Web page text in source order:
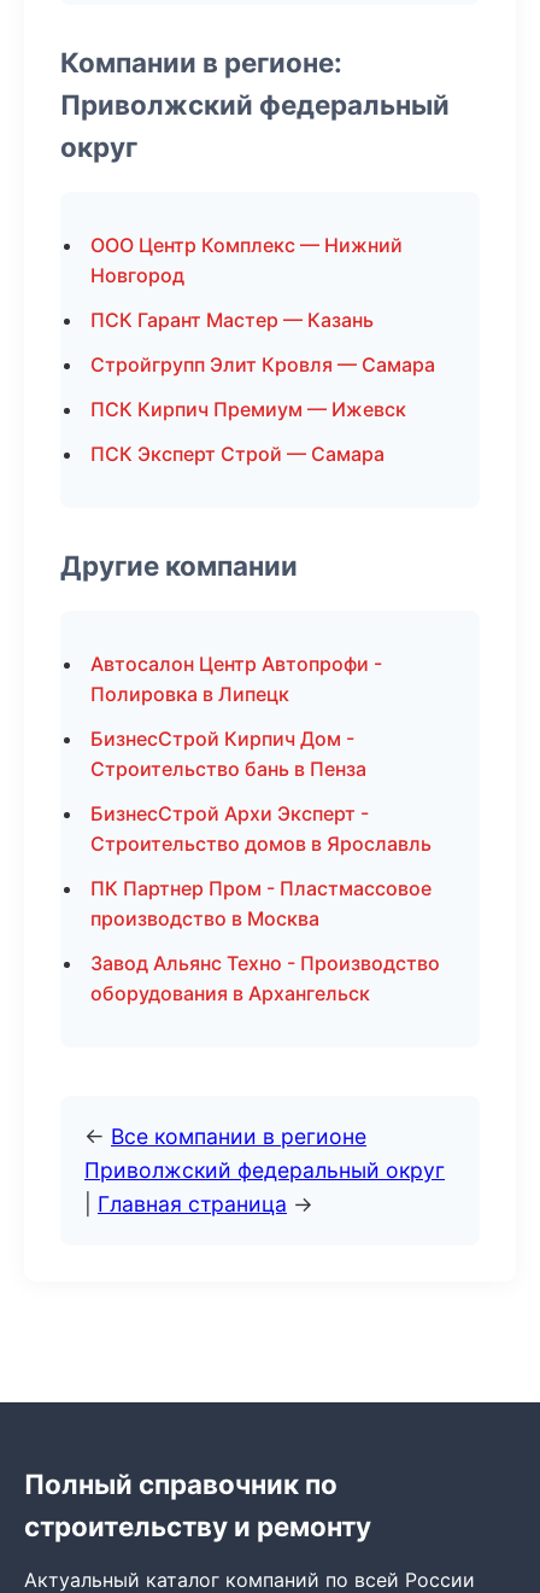
Компании в регионе:
Приволжский федеральный
округ
ООО Центр Комплекс — Нижний
Новгород
ПСК Гарант Мастер — Казань
Стройгрупп Элит Кровля — Самара
ПСК Кирпич Премиум — Ижевск
ПСК Эксперт Строй — Самара
Другие компании
Автосалон Центр Автопрофи -
Полировка в Липецк
БизнесСтрой Кирпич Дом -
Строительство бань в Пенза
БизнесСтрой Архи Эксперт -
Строительство домов в Ярославль
ПК Партнер Пром - Пластмассовое
производство в Москва
Завод Альянс Техно - Производство
оборудования в Архангельск
← Все компании в регионе
Приволжский федеральный округ
Главная страница →
Полный справочник по
строительству и ремонту
Актуальный каталог компаний по всей России